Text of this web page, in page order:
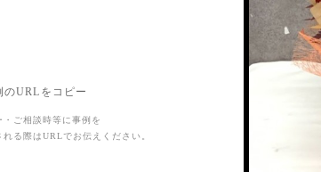
のURLをコピー
・ご相談時等に事例を
れる際はURLでお伝えください。